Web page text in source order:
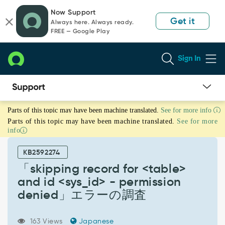
page
content
chat
Now Support
Always here. Always ready.
FREE — Google Play
Get it
Sign In
「skipping
record
for
<table>
<sys_id>
permission
denied」
Parts of this topic may have been machine translated. See for more info
Parts of this topic may have been machine translated. See for more
info
KB2592274
「skipping record for <table>
and id <sys_id> - permission
denied」エラーの調査
163 Views Japanese